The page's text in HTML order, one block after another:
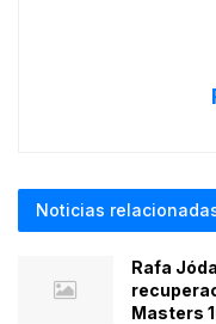
Noticias
Rafa
Masters